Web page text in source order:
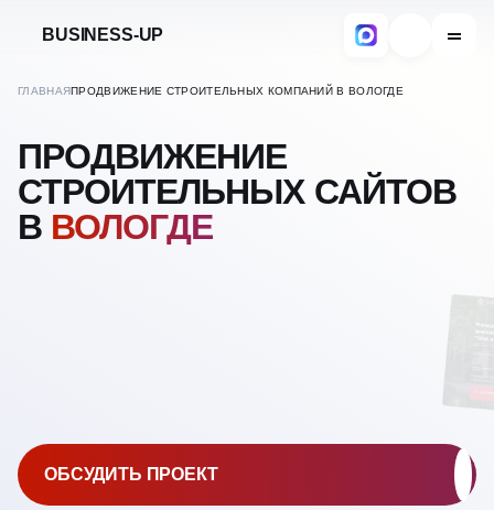
BUSINESS-UP
ГЛАВНАЯПРОДВИЖЕНИЕ СТРОИТЕЛЬНЫХ КОМПАНИЙ В ВОЛОГДЕ
ПРОДВИЖЕНИЕ
СТРОИТЕЛЬНЫХ САЙТОВ
В ВОЛОГДЕ
ОБСУДИТЬ ПРОЕКТ